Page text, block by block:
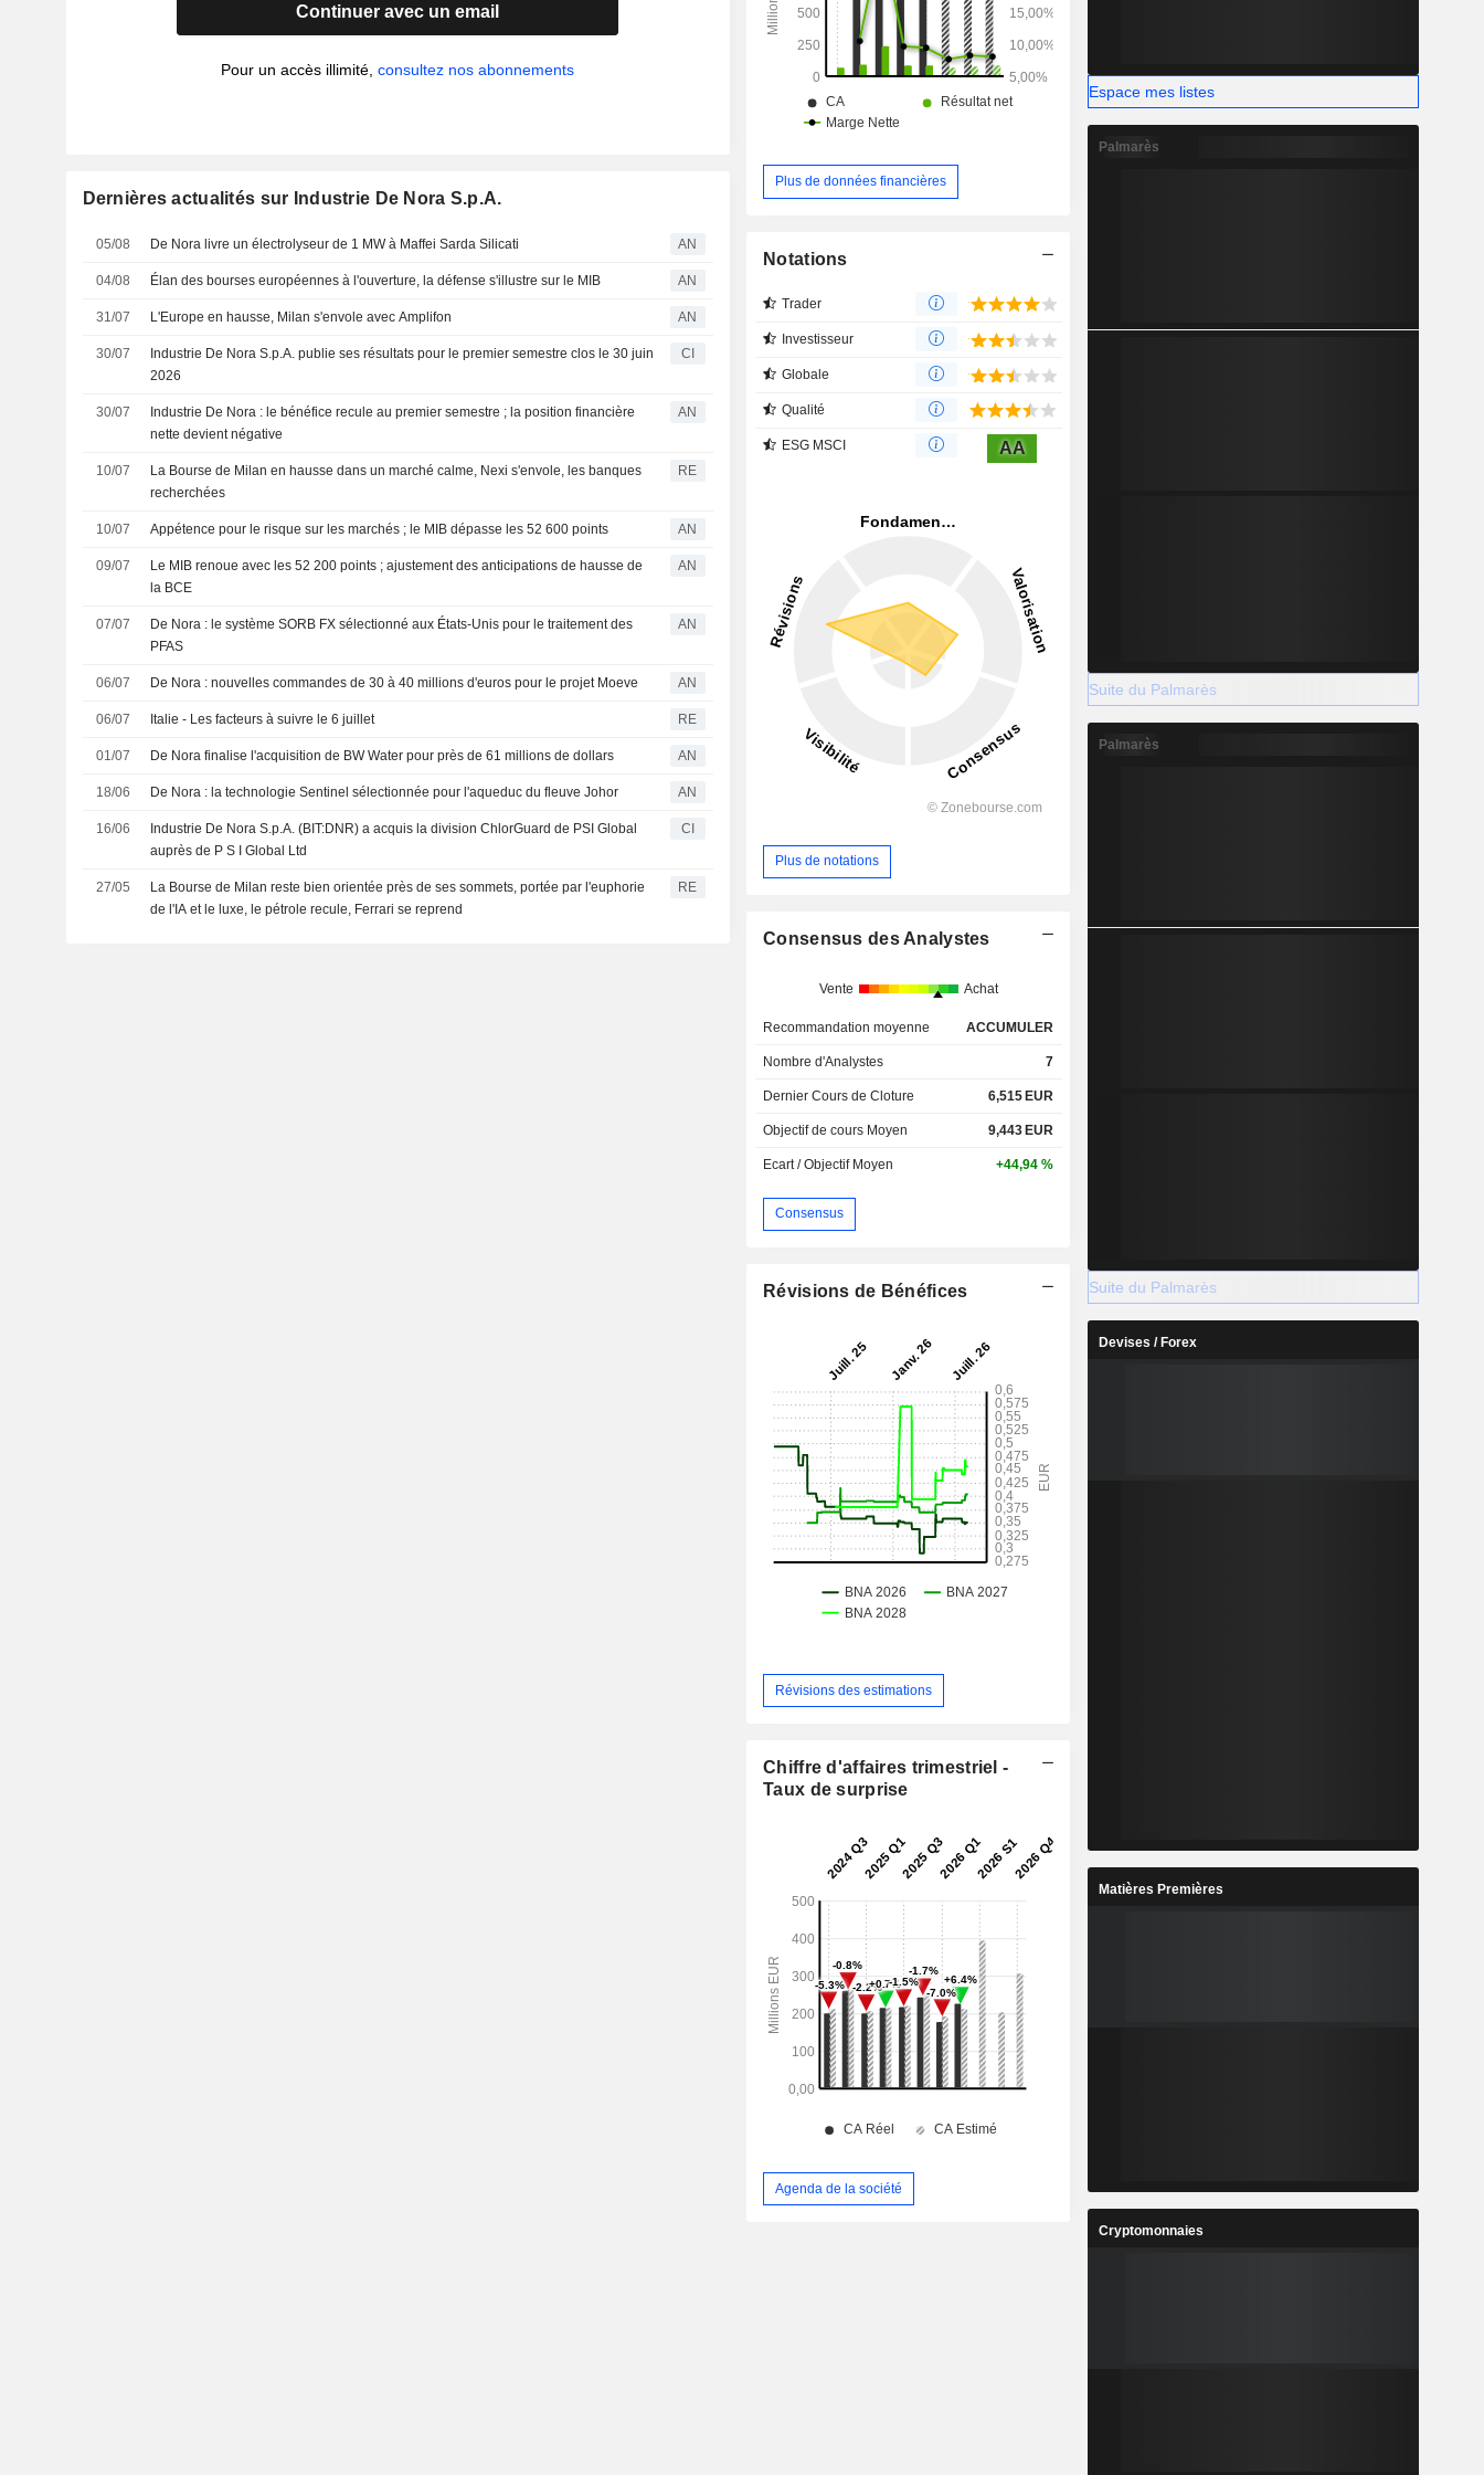
Continuer avec un email
Pour un accès illimité,consultez nos abonnements
Dernières actualités sur Industrie De Nora S.p.A.
05/08 De Nora livre un électrolyseur de 1 MW à Maffei Sarda Silicati AN
04/08 Élan des bourses européennes à l'ouverture, la défense s'illustre sur le MIB AN
31/07 L'Europe en hausse, Milan s'envole avec Amplifon AN
30/07
Industrie De Nora S.p.A. publie ses résultats pour le premier semestre clos le 30 juin
2026
CI
30/07
Industrie De Nora : le bénéfice recule au premier semestre ; la position financière
nette devient négative
AN
10/07
La Bourse de Milan en hausse dans un marché calme, Nexi s'envole, les banques
recherchées
RE
10/07 Appétence pour le risque sur les marchés ; le MIB dépasse les 52 600 points AN
09/07
Le MIB renoue avec les 52 200 points ; ajustement des anticipations de hausse de
la BCE
AN
07/07
De Nora : le système SORB FX sélectionné aux États-Unis pour le traitement des
PFAS
AN
06/07 De Nora : nouvelles commandes de 30 à 40 millions d'euros pour le projet Moeve AN
06/07 Italie - Les facteurs à suivre le 6 juillet RE
01/07 De Nora finalise l'acquisition de BW Water pour près de 61 millions de dollars AN
18/06 De Nora : la technologie Sentinel sélectionnée pour l'aqueduc du fleuve Johor AN
16/06
Industrie De Nora S.p.A. (BIT:DNR) a acquis la division ChlorGuard de PSI Global
auprès de P S I Global Ltd
CI
27/05
La Bourse de Milan reste bien orientée près de ses sommets, portée par l'euphorie
de l'IA et le luxe, le pétrole recule, Ferrari se reprend
RE
Plus de données financières
Notations
Trader
Investisseur
Globale
Qualité
ESG MSCI AA
Plus de notations
Consensus des Analystes
Vente Achat
Recommandation moyenne ACCUMULER
Nombre d'Analystes 7
Dernier Cours de Cloture 6,515EUR
Objectif de cours Moyen 9,443EUR
Ecart / Objectif Moyen +44,94 %
Consensus
Révisions de Bénéfices
Révisions des estimations
Chiffre d'affaires trimestriel -
Taux de surprise
Agenda de la société
Espace mes listes
Palmarès
Suite du Palmarès
Palmarès
Suite du Palmarès
Devises / Forex
Matières Premières
Cryptomonnaies